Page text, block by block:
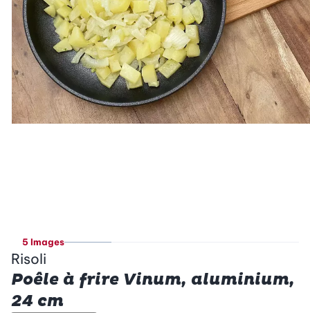
5 Images
Risoli
Poêle à frire Vinum, aluminium,
24 cm